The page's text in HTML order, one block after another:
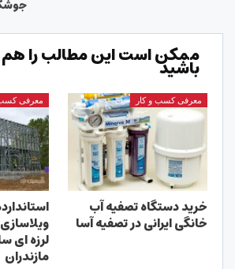
ممکن است این مطالب را
باشید
معرفی کسب و کار
خرید دستگاه تصفیه آب
خانگی ایرانی در تصفیه آسا
معرفی کسب
لرزه ای
مازندران